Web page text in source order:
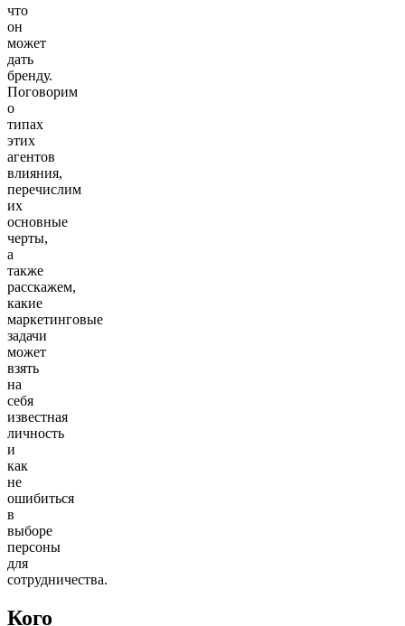
что
он
может
дать
бренду.
Поговорим
о
типах
этих
агентов
влияния,
перечислим
их
основные
черты,
а
также
расскажем,
какие
маркетинговые
задачи
может
взять
на
себя
известная
личность
и
как
не
ошибиться
в
выборе
персоны
для
сотрудничества.
Кого